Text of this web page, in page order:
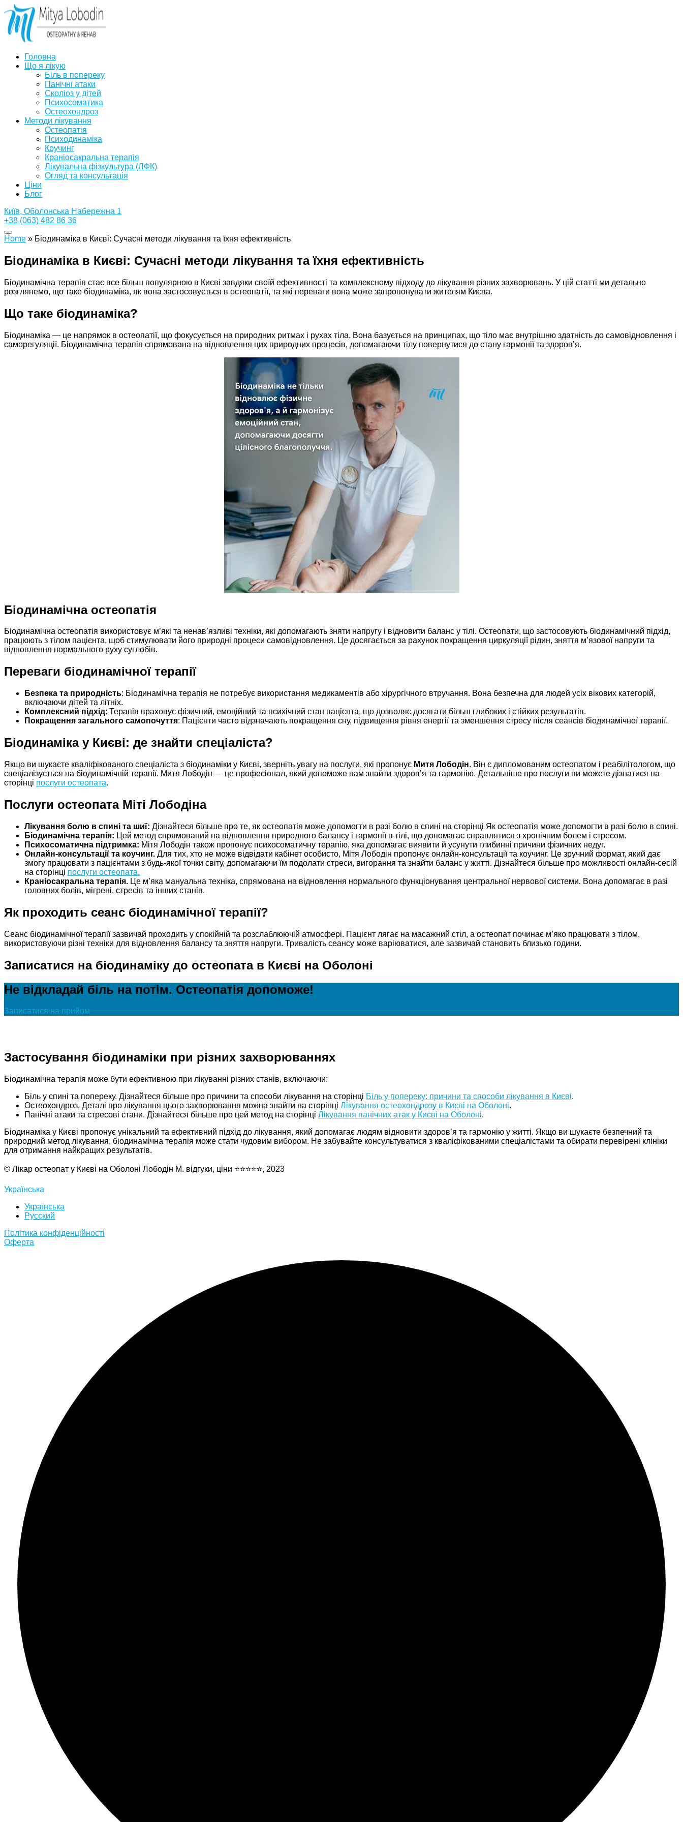
Головна
Що я лікую
Біль в попереку
Панічні атаки
Сколіоз у дітей
Психосоматика
Остеохондроз
Методи лікування
Остеопатія
Психодинаміка
Коучинг
Краніосакральна терапія
Лікувальна фізкультура (ЛФК)
Огляд та консультація
Ціни
Блог
Київ, Оболонська Набережна 1
+38 (063) 482 86 36
Home » Біодинаміка в Києві: Сучасні методи лікування та їхня ефективність
Біодинаміка в Києві: Сучасні методи лікування та їхня ефективність
Біодинамічна терапія стає все більш популярною в Києві завдяки своїй ефективності та комплексному підходу до лікування різних захворювань. У цій статті ми детально
розглянемо, що таке біодинаміка, як вона застосовується в остеопатії, та які переваги вона може запропонувати жителям Києва.
Що таке біодинаміка?
Біодинаміка — це напрямок в остеопатії, що фокусується на природних ритмах і рухах тіла. Вона базується на принципах, що тіло має внутрішню здатність до самовідновлення і
саморегуляції. Біодинамічна терапія спрямована на відновлення цих природних процесів, допомагаючи тілу повернутися до стану гармонії та здоров’я.
Біодинамічна остеопатія
Біодинамічна остеопатія використовує м’які та ненав’язливі техніки, які допомагають зняти напругу і відновити баланс у тілі. Остеопати, що застосовують біодинамічний підхід,
працюють з тілом пацієнта, щоб стимулювати його природні процеси самовідновлення. Це досягається за рахунок покращення циркуляції рідин, зняття м’язової напруги та
відновлення нормального руху суглобів.
Переваги біодинамічної терапії
Безпека та природність: Біодинамічна терапія не потребує використання медикаментів або хірургічного втручання. Вона безпечна для людей усіх вікових категорій,
включаючи дітей та літніх.
Комплексний підхід: Терапія враховує фізичний, емоційний та психічний стан пацієнта, що дозволяє досягати більш глибоких і стійких результатів.
Покращення загального самопочуття: Пацієнти часто відзначають покращення сну, підвищення рівня енергії та зменшення стресу після сеансів біодинамічної терапії.
Біодинаміка у Києві: де знайти спеціаліста?
Якщо ви шукаєте кваліфікованого спеціаліста з біодинаміки у Києві, зверніть увагу на послуги, які пропонує Митя Лободін. Він є дипломованим остеопатом і реабілітологом, що
спеціалізується на біодинамічній терапії. Митя Лободін — це професіонал, який допоможе вам знайти здоров’я та гармонію. Детальніше про послуги ви можете дізнатися на
сторінці послуги остеопата.
Послуги остеопата Міті Лободіна
Лікування болю в спині та шиї: Дізнайтеся більше про те, як остеопатія може допомогти в разі болю в спині на сторінці Як остеопатія може допомогти в разі болю в спині.
Біодинамічна терапія: Цей метод спрямований на відновлення природного балансу і гармонії в тілі, що допомагає справлятися з хронічним болем і стресом.
Психосоматична підтримка: Мітя Лободін також пропонує психосоматичну терапію, яка допомагає виявити й усунути глибинні причини фізичних недуг.
Онлайн-консультації та коучинг. Для тих, хто не може відвідати кабінет особисто, Мітя Лободін пропонує онлайн-консультації та коучинг. Це зручний формат, який дає
змогу працювати з пацієнтами з будь-якої точки світу, допомагаючи їм подолати стреси, вигорання та знайти баланс у житті. Дізнайтеся більше про можливості онлайн-сесій
на сторінці послуги остеопата.
Краніосакральна терапія. Це м’яка мануальна техніка, спрямована на відновлення нормального функціонування центральної нервової системи. Вона допомагає в разі
головних болів, мігрені, стресів та інших станів.
Як проходить сеанс біодинамічної терапії?
Сеанс біодинамічної терапії зазвичай проходить у спокійній та розслаблюючій атмосфері. Пацієнт лягає на масажний стіл, а остеопат починає м’яко працювати з тілом,
використовуючи різні техніки для відновлення балансу та зняття напруги. Тривалість сеансу може варіюватися, але зазвичай становить близько години.
Записатися на біодинаміку до остеопата в Києві на Оболоні
Не відкладай біль на потім. Остеопатія допоможе!
Записатися на прийом
Застосування біодинаміки при різних захворюваннях
Біодинамічна терапія може бути ефективною при лікуванні різних станів, включаючи:
Біль у спині та попереку. Дізнайтеся більше про причини та способи лікування на сторінці Біль у попереку: причини та способи лікування в Києві.
Остеохондроз. Деталі про лікування цього захворювання можна знайти на сторінці Лікування остеохондрозу в Києві на Оболоні.
Панічні атаки та стресові стани. Дізнайтеся більше про цей метод на сторінці Лікування панічних атак у Києві на Оболоні.
Біодинаміка у Києві пропонує унікальний та ефективний підхід до лікування, який допомагає людям відновити здоров’я та гармонію у житті. Якщо ви шукаєте безпечний та
природний метод лікування, біодинамічна терапія може стати чудовим вибором. Не забувайте консультуватися з кваліфікованими спеціалістами та обирати перевірені клініки
для отримання найкращих результатів.
© Лікар остеопат у Києві на Оболоні Лободін М. відгуки, ціни ⭐⭐⭐⭐⭐, 2023
Українська
Українська
Русский
Полiтика конфiденцiйностi
Оферта